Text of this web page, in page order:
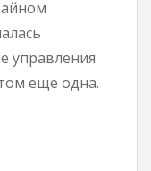
управления
еще одна.